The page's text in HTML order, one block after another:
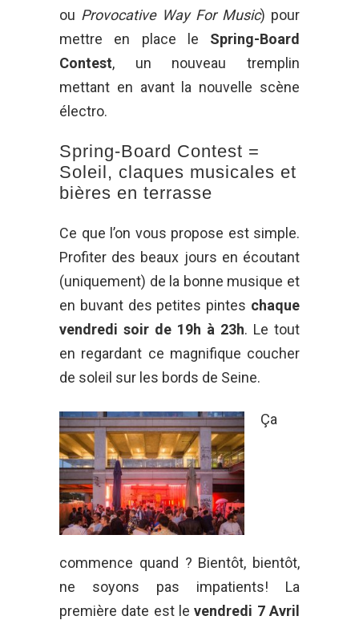
ou Provocative Way For Music) pour
mettre en place le Spring-Board
Contest, un nouveau tremplin
mettant en avant la nouvelle scène
électro.
Spring-Board Contest =
Soleil, claques musicales et
bières en terrasse
Ce que l’on vous propose est simple.
Profiter des beaux jours en écoutant
(uniquement) de la bonne musique et
en buvant des petites pintes chaque
vendredi soir de 19h à 23h. Le tout
en regardant ce magnifique coucher
de soleil sur les bords de Seine.
Ça
commence quand ? Bientôt, bientôt,
ne soyons pas impatients! La
première date est levendredi 7 Avril